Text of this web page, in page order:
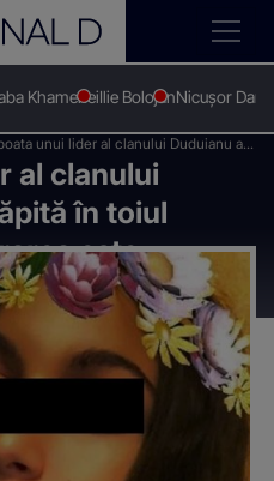
KhameneiIlie BolojanNicușor Dan
unui lider al clanului Duduianu a
în toiul nopţii! Răscumpărarea
colosală
al clanului
în toiul
este